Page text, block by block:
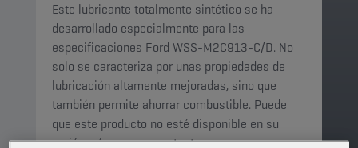
Este lubricante totalmente sintético se ha
desarrollado especialmente para las
especificaciones Ford WSS-M2C913-C/D. No
solo se caracteriza por unas propiedades de
lubricación altamente mejoradas, sino que
también permite ahorrar combustible. Puede
que este producto no esté disponible en su
región, póngase en contacto con su